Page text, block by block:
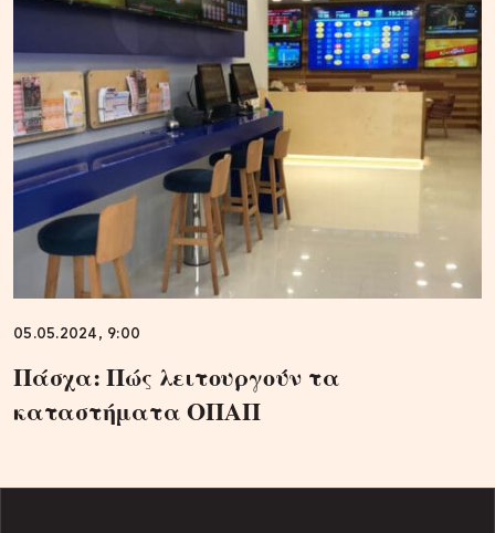
05.05.2024, 9:00
Πάσχα: Πώς λειτουργούν τα
καταστήματα ΟΠΑΠ